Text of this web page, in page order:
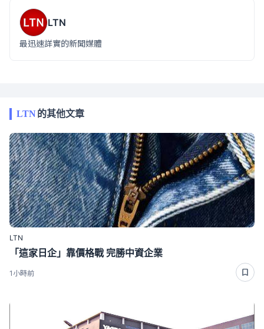
LTN
最迅速詳實的新聞媒體
LTN的其他文章
LTN
「這家日企」靠價格戰 完勝中資企業
1小時前